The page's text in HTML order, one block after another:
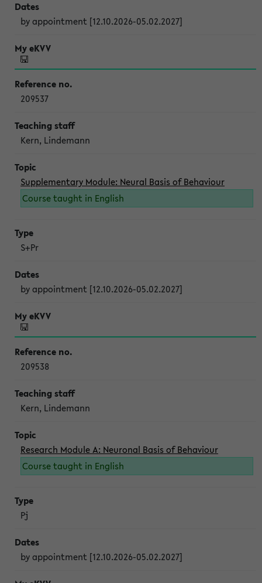
by appointment [12.10.2026-05.02.2027]
209537
Kern, Lindemann
Supplementary Module: Neural Basis of Behaviour
Course taught in English
S+Pr
by appointment [12.10.2026-05.02.2027]
209538
Kern, Lindemann
Research Module A: Neuronal Basis of Behaviour
Course taught in English
Pj
by appointment [12.10.2026-05.02.2027]